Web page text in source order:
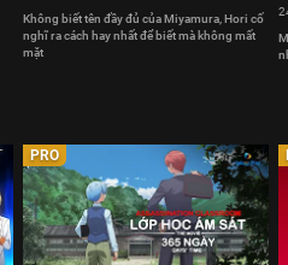
Không biết tên đầy đủ của Miyamura, Hori cố
nghĩ ra cách hay nhất để biết mà không mất
mặt
PRO